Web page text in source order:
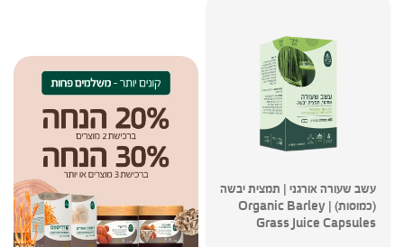
עשב שעורה אורגני | תמצית יבשה
(כמוסות) | Organic Barley
Grass Juice Capsules